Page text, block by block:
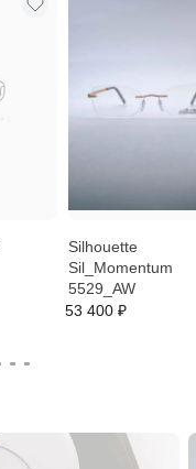
Silhouette
Sil_Momentum
5529_AW
53 400 ₽